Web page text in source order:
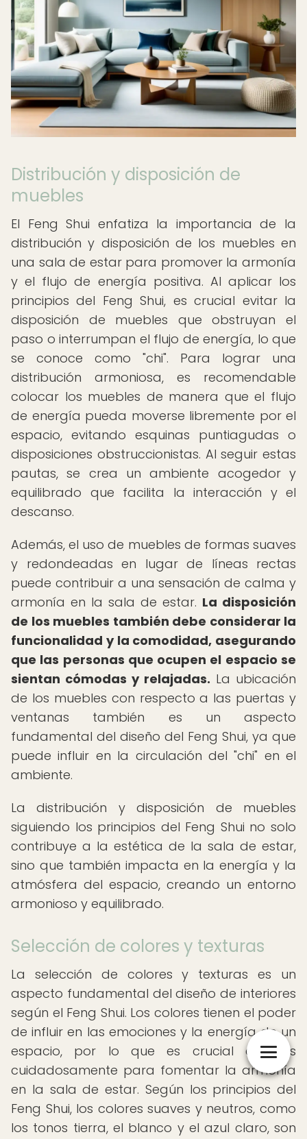
Distribución y disposición de
muebles
El Feng Shui enfatiza la importancia de la
distribución y disposición de los muebles en
una sala de estar para promover la armonía
y el flujo de energía positiva. Al aplicar los
principios del Feng Shui, es crucial evitar la
disposición de muebles que obstruyan el
paso o interrumpan el flujo de energía, lo que
se conoce como "chi". Para lograr una
distribución armoniosa, es recomendable
colocar los muebles de manera que el flujo
de energía pueda moverse libremente por el
espacio, evitando esquinas puntiagudas o
disposiciones obstruccionistas. Al seguir estas
pautas, se crea un ambiente acogedor y
equilibrado que facilita la interacción y el
descanso.
Además, el uso de muebles de formas suaves
y redondeadas en lugar de líneas rectas
puede contribuir a una sensación de calma y
armonía en la sala de estar. La disposición
de los muebles también debe considerar la
funcionalidad y la comodidad, asegurando
que las personas que ocupen el espacio se
sientan cómodas y relajadas. La ubicación
de los muebles con respecto a las puertas y
ventanas también es un aspecto
fundamental del diseño del Feng Shui, ya que
puede influir en la circulación del "chi" en el
ambiente.
La distribución y disposición de muebles
siguiendo los principios del Feng Shui no solo
contribuye a la estética de la sala de estar,
sino que también impacta en la energía y la
atmósfera del espacio, creando un entorno
armonioso y equilibrado.
Selección de colores y texturas
La selección de colores y texturas es un
aspecto fundamental del diseño de interiores
según el Feng Shui. Los colores tienen el poder
de influir en las emociones y la energía de un
espacio, por lo que es crucial elegirlos
cuidadosamente para fomentar la armonía
en la sala de estar. Según los principios del
Feng Shui, los colores suaves y neutros, como
los tonos tierra, el blanco y el azul claro, son